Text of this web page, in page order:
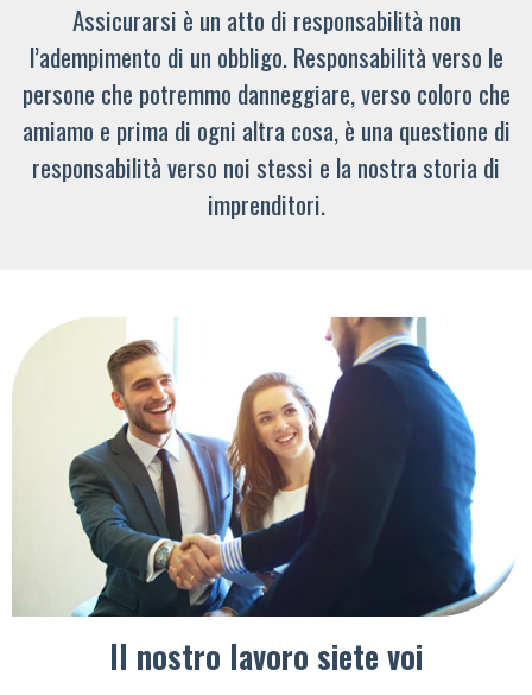
Assicurarsi è un atto di responsabilità non
l’adempimento di un obbligo. Responsabilità verso le
persone che potremmo danneggiare, verso coloro che
amiamo e prima di ogni altra cosa, è una questione di
responsabilità verso noi stessi e la nostra storia di
imprenditori.
Il nostro lavoro siete voi